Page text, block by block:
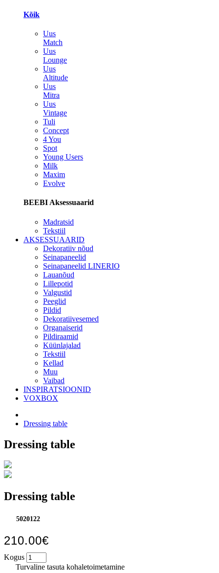
Kõik
Uus
Match
Uus
Lounge
Uus
Altitude
Uus
Mitra
Uus
Vintage
Tuli
Concept
4 You
Spot
Young Users
Milk
Maxim
Evolve
BEEBI Aksessuaarid
Madratsid
Tekstiil
AKSESSUAARID
Dekoratiiv nõud
Seinapaneelid
Seinapaneelid LINERIO
Lauanõud
Lillepotid
Valgustid
Peeglid
Pildid
Dekoratiivesemed
Organaiserid
Pildiraamid
Küünlajalad
Tekstiil
Kellad
Muu
Vaibad
INSPIRATSIOONID
VOXBOX
Dressing table
Dressing table
Dressing table
5020122
210.00€
Kogus
Turvaline tasuta kohaletoimetamine